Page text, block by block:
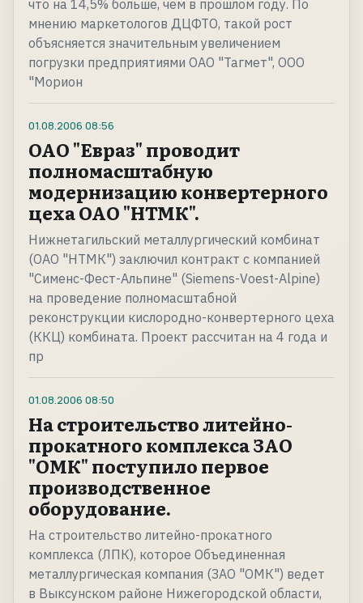
что на 14,5% больше, чем в прошлом году. По
мнению маркетологов ДЦФТО, такой рост
объясняется значительным увеличением
погрузки предприятиями ОАО "Тагмет", ООО
"Морион
01.08.2006 08:56
ОАО "Евраз" проводит
полномасштабную
модернизацию конвертерного
цеха ОАО "НТМК".
Нижнетагильский металлургический комбинат
(ОАО "НТМК") заключил контракт с компанией
"Сименс-Фест-Альпине" (Siemens-Voest-Alpine)
на проведение полномасштабной
реконструкции кислородно-конвертерного цеха
(ККЦ) комбината. Проект рассчитан на 4 года и
пр
01.08.2006 08:50
На строительство литейно-
прокатного комплекса ЗАО
"ОМК" поступило первое
производственное
оборудование.
На строительство литейно-прокатного
комплекса (ЛПК), которое Объединенная
металлургическая компания (ЗАО "ОМК") ведет
в Выксунском районе Нижегородской области,